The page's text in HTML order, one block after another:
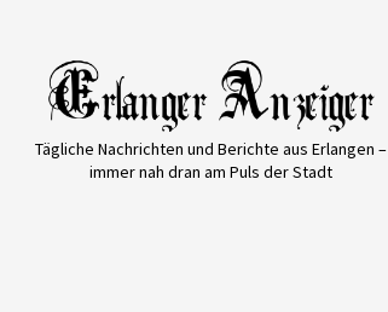
Tägliche Nachrichten und Berichte aus Erlangen –
immer nah dran am Puls der Stadt